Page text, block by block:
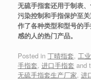
无硫手指套还用于制表
污染控制和手指保护至
作了各种类型和型号的
感的人的热门产品。
Posted in 丁晴指套, 工
手指套, 进口手指套 and
无硫手指套生产厂家, 进